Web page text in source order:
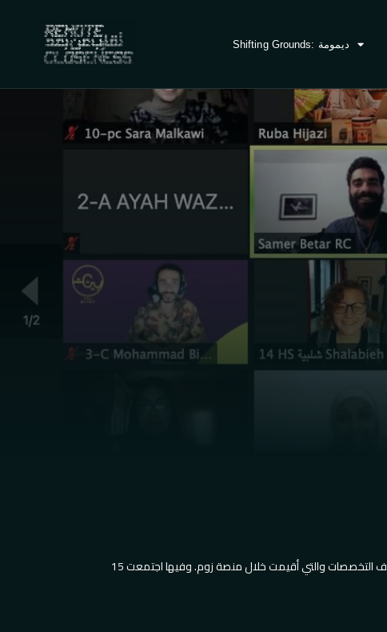
Shifting Grounds: ديمومة
كجزء من البرنامج العام لمعرض تقارب عن بعد حضر الجمهور ’جلسات المشاركة‘، وهي سلسلة من ورش العمل التي قدمها أفراد من مختلف التخصصات والتي أقيمت خلال منصة زوم. وفيها اجتمعت 15